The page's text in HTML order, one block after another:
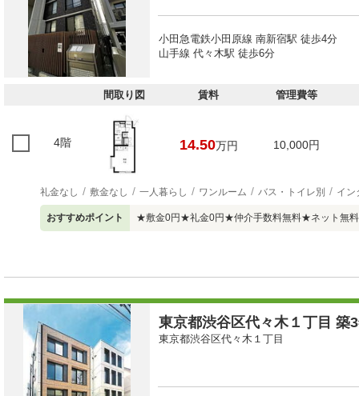
小田急電鉄小田原線 南新宿駅 徒歩4分
山手線 代々木駅 徒歩6分
間取り図 賃料 管理費等
4階 14.50万円 10,000円
礼金なし 敷金なし 一人暮らし ワンルーム バス・トイレ別 イン
おすすめポイント ★敷金0円★礼金0円★仲介手数料無料★ネット無
東京都渋谷区代々木１丁目 築
東京都渋谷区代々木１丁目